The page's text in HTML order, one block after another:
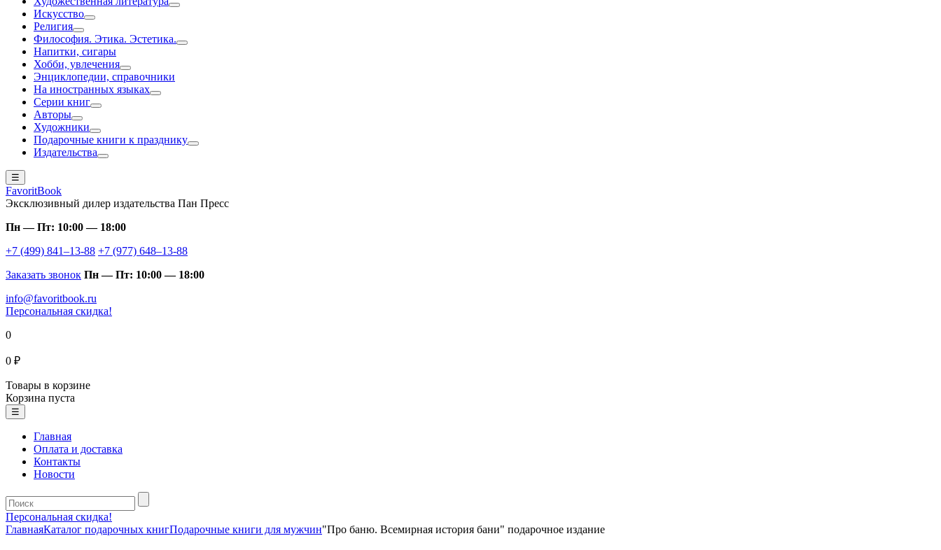
Искусство
Религия
Философия. Этика. Эстетика.
Напитки, сигары
Хобби, увлечения
Энциклопедии, справочники
На иностранных языках
Серии книг
Авторы
Художники
Подарочные книги к празднику
Издательства
☰
FavoritBook
Эксклюзивный дилер издательства Пан Пресс
Пн — Пт: 10:00 — 18:00
+7 (499) 841–13-88 +7 (977) 648–13-88
Заказать звонок Пн — Пт: 10:00 — 18:00
info@favoritbook.ru
Персональная скидка!
0
0 ₽
Товары в корзине
Корзина пуста
☰
Главная
Оплата и доставка
Контакты
Новости
Персональная скидка!
ГлавнаяКаталог подарочных книгПодарочные книги для мужчин"Про баню. Всемирная история бани" подарочное издание